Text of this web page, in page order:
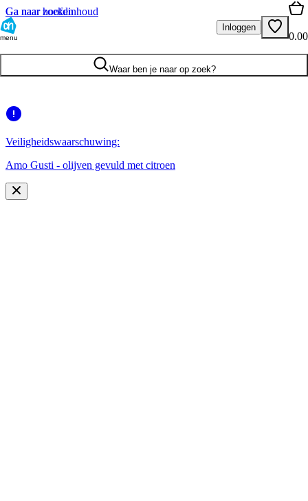
Ga naar hoofdinhoud
Ga naar zoeken
menu
Inloggen
0.00
Waar ben je naar op zoek?
Veiligheidswaarschuwing:
Amo Gusti - olijven gevuld met citroen